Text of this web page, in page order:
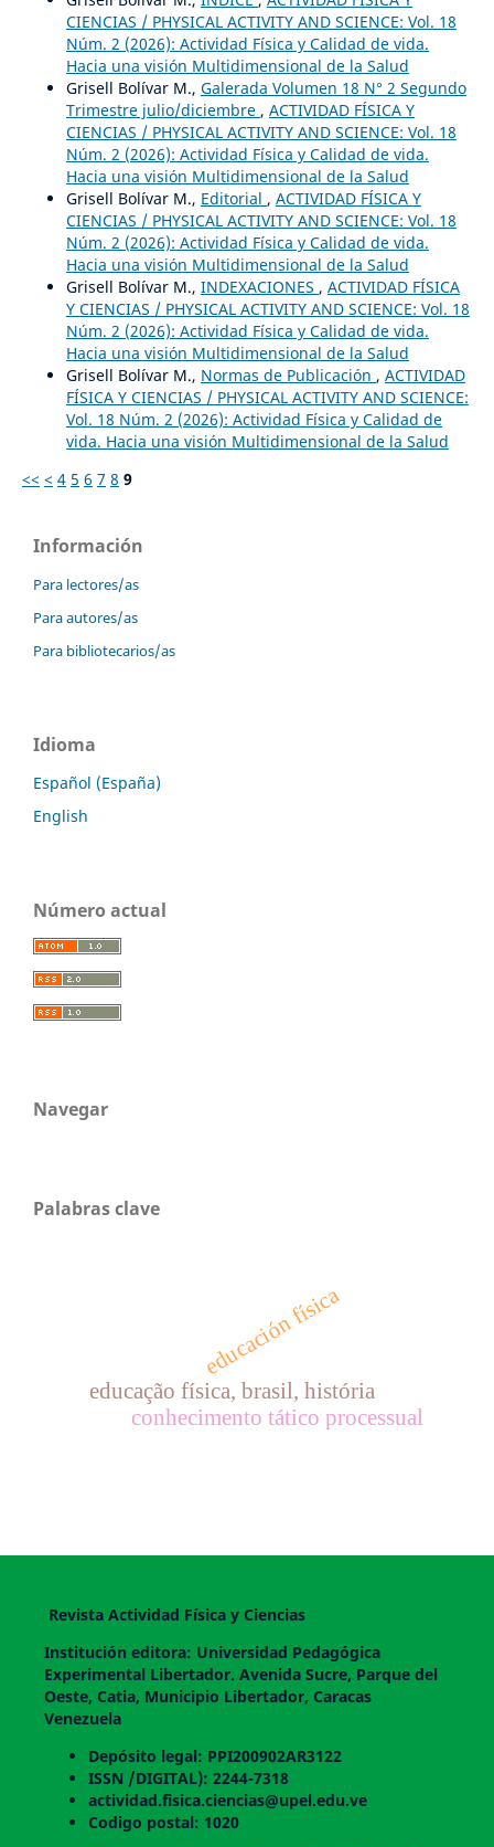
CIENCIAS / PHYSICAL ACTIVITY AND SCIENCE: Vol. 18
Núm. 2 (2026): Actividad Física y Calidad de vida.
Hacia una visión Multidimensional de la Salud
Grisell Bolívar M., Galerada Volumen 18 N° 2 Segundo
Trimestre julio/diciembre , ACTIVIDAD FÍSICA Y
CIENCIAS / PHYSICAL ACTIVITY AND SCIENCE: Vol. 18
Núm. 2 (2026): Actividad Física y Calidad de vida.
Hacia una visión Multidimensional de la Salud
Grisell Bolívar M., Editorial , ACTIVIDAD FÍSICA Y
CIENCIAS / PHYSICAL ACTIVITY AND SCIENCE: Vol. 18
Núm. 2 (2026): Actividad Física y Calidad de vida.
Hacia una visión Multidimensional de la Salud
Grisell Bolívar M., INDEXACIONES , ACTIVIDAD FÍSICA
Y CIENCIAS / PHYSICAL ACTIVITY AND SCIENCE: Vol. 18
Núm. 2 (2026): Actividad Física y Calidad de vida.
Hacia una visión Multidimensional de la Salud
Grisell Bolívar M., Normas de Publicación , ACTIVIDAD
FÍSICA Y CIENCIAS / PHYSICAL ACTIVITY AND SCIENCE:
Vol. 18 Núm. 2 (2026): Actividad Física y Calidad de
vida. Hacia una visión Multidimensional de la Salud
<< < 4 5 6 7 8 9
Información
Para lectores/as
Para autores/as
Para bibliotecarios/as
Idioma
Español (España)
English
Número actual
Navegar
Palabras clave
educación física
educação física, brasil, história
conhecimento tático processual
Revista Actividad Física y Ciencias
Institución editora: Universidad Pedagógica
Experimental Libertador. Avenida Sucre, Parque del
Oeste, Catia, Municipio Libertador, Caracas
Venezuela
Depósito legal: PPI200902AR3122
ISSN /DIGITAL): 2244-7318
actividad.fisica.ciencias@upel.edu.ve
Codigo postal: 1020